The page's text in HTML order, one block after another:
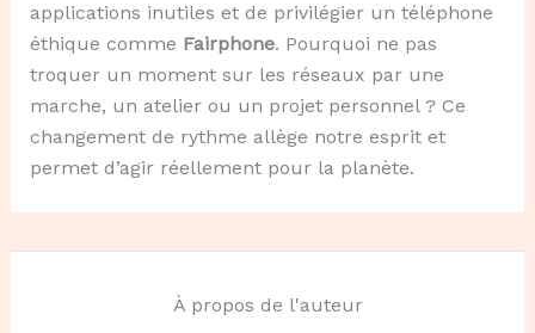
applications inutiles et de privilégier un téléphone
éthique comme Fairphone. Pourquoi ne pas
troquer un moment sur les réseaux par une
marche, un atelier ou un projet personnel ? Ce
changement de rythme allège notre esprit et
permet d’agir réellement pour la planète.
À propos de l'auteur